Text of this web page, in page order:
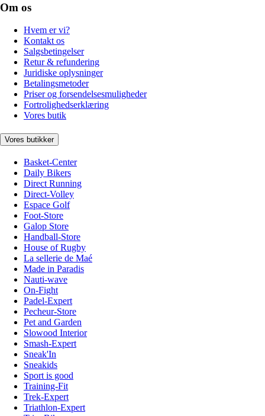
Om os
Hvem er vi?
Kontakt os
Salgsbetingelser
Retur & refundering
Juridiske oplysninger
Betalingsmetoder
Priser og forsendelsesmuligheder
Fortrolighedserklæring
Vores butik
Vores butikker
Basket-Center
Daily Bikers
Direct Running
Direct-Volley
Espace Golf
Foot-Store
Galop Store
Handball-Store
House of Rugby
La sellerie de Maé
Made in Paradis
Nauti-wave
On-Fight
Padel-Expert
Pecheur-Store
Pet and Garden
Slowood Interior
Smash-Expert
Sneak'In
Sneakids
Sport is good
Training-Fit
Trek-Expert
Triathlon-Expert